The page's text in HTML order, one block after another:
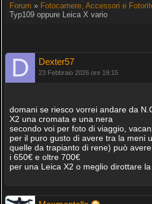
Forum » Fotocamere, Accessori e
Typ109 oppure Leica X vario
Dexter57
23 Febbraio 2026 ore 19:15
domani se riesco vorrei andare da
X2 una cromata e una nera
secondo voi per foto di viaggio,
per il puro gusto di avere tra la meni
quelle da trapianto di rene) può
i 650€ e oltre 700€
per una Leica X2 o meglio dirottare